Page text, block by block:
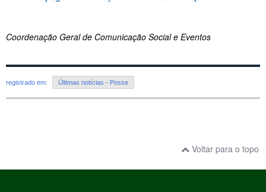
Coordenação Geral de Comunicação Social e Eventos
registrado em: Últimas notícias - Posse
Voltar para o topo